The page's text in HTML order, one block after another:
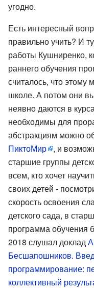
угодно.
Есть интересный
правильно учить? И
работы Кушниренко,
раннего обучения
считалось, что этому
школе. А потом они
неявно даются в
необходимы для
абстракциям можно
ПиктоМир
, и
старшие группы
всем, кто хочет
своих детей -
скорость освоения
детского сада, в
программа обучения
2018 слушал доклад
Бесшапошников.
программирование:
коллективный